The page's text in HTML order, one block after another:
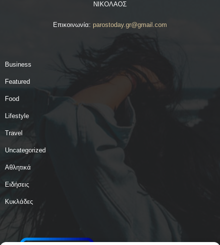
ΝΙΚΟΛΑΟΣ
Επικοινωνία: parostoday.gr@gmail.com
Business
Featured
Food
Lifestyle
Travel
Uncategorized
Αθλητικά
Ειδήσεις
Κυκλάδες